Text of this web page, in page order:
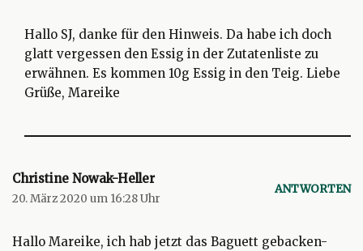
Hallo SJ, danke für den Hinweis. Da habe ich doch
glatt vergessen den Essig in der Zutatenliste zu
erwähnen. Es kommen 10g Essig in den Teig. Liebe
Grüße, Mareike
Christine Nowak-Heller
20. März 2020 um 16:28 Uhr
ANTWORTEN
Hallo Mareike, ich hab jetzt das Baguett gebacken-